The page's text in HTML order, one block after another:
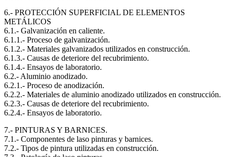
6.- PROTECCIÓN SUPERFICIAL DE ELEMENTOS
METÁLICOS
6.1.- Galvanización en caliente.
6.1.1.- Proceso de galvanización.
6.1.2.- Materiales galvanizados utilizados en construcción.
6.1.3.- Causas de deteriore del recubrimiento.
6.1.4.- Ensayos de laboratorio.
6.2.- Aluminio anodizado.
6.2.1.- Proceso de anodización.
6.2.2.- Materiales de aluminio anodizado utilizados en construcción.
6.2.3.- Causas de deteriore del recubrimiento.
6.2.4.- Ensayos de laboratorio.
7.- PINTURAS Y BARNICES.
7.1.- Componentes de laso pinturas y barnices.
7.2.- Tipos de pintura utilizadas en construcción.